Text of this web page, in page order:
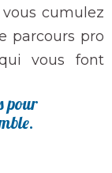
cumulez
parcours pro
vous font
pour